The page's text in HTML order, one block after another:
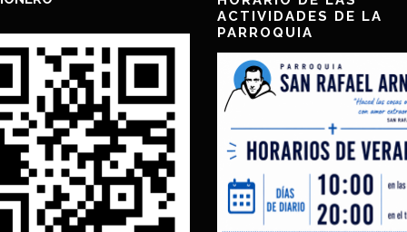
ACTIVIDADES DE LA
PARROQUIA